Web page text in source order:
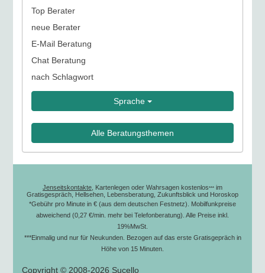
Top Berater
neue Berater
E-Mail Beratung
Chat Beratung
nach Schlagwort
Sprache
Alle Beratungsthemen
Jenseitskontakte , Kartenlegen oder Wahrsagen kostenlos*** im
Gratisgespräch, Hellsehen, Lebensberatung, Zukunftsblick und Horoskop
*Gebühr pro Minute in € (aus dem deutschen Festnetz). Mobilfunkpreise
abweichend (0,27 €/min. mehr bei Telefonberatung). Alle Preise inkl.
19%MwSt.
***Einmalig und nur für Neukunden. Bezogen auf das erste Gratisgepräch in
Höhe von 15 Minuten.
Copyright © 2008-2026 Sucello